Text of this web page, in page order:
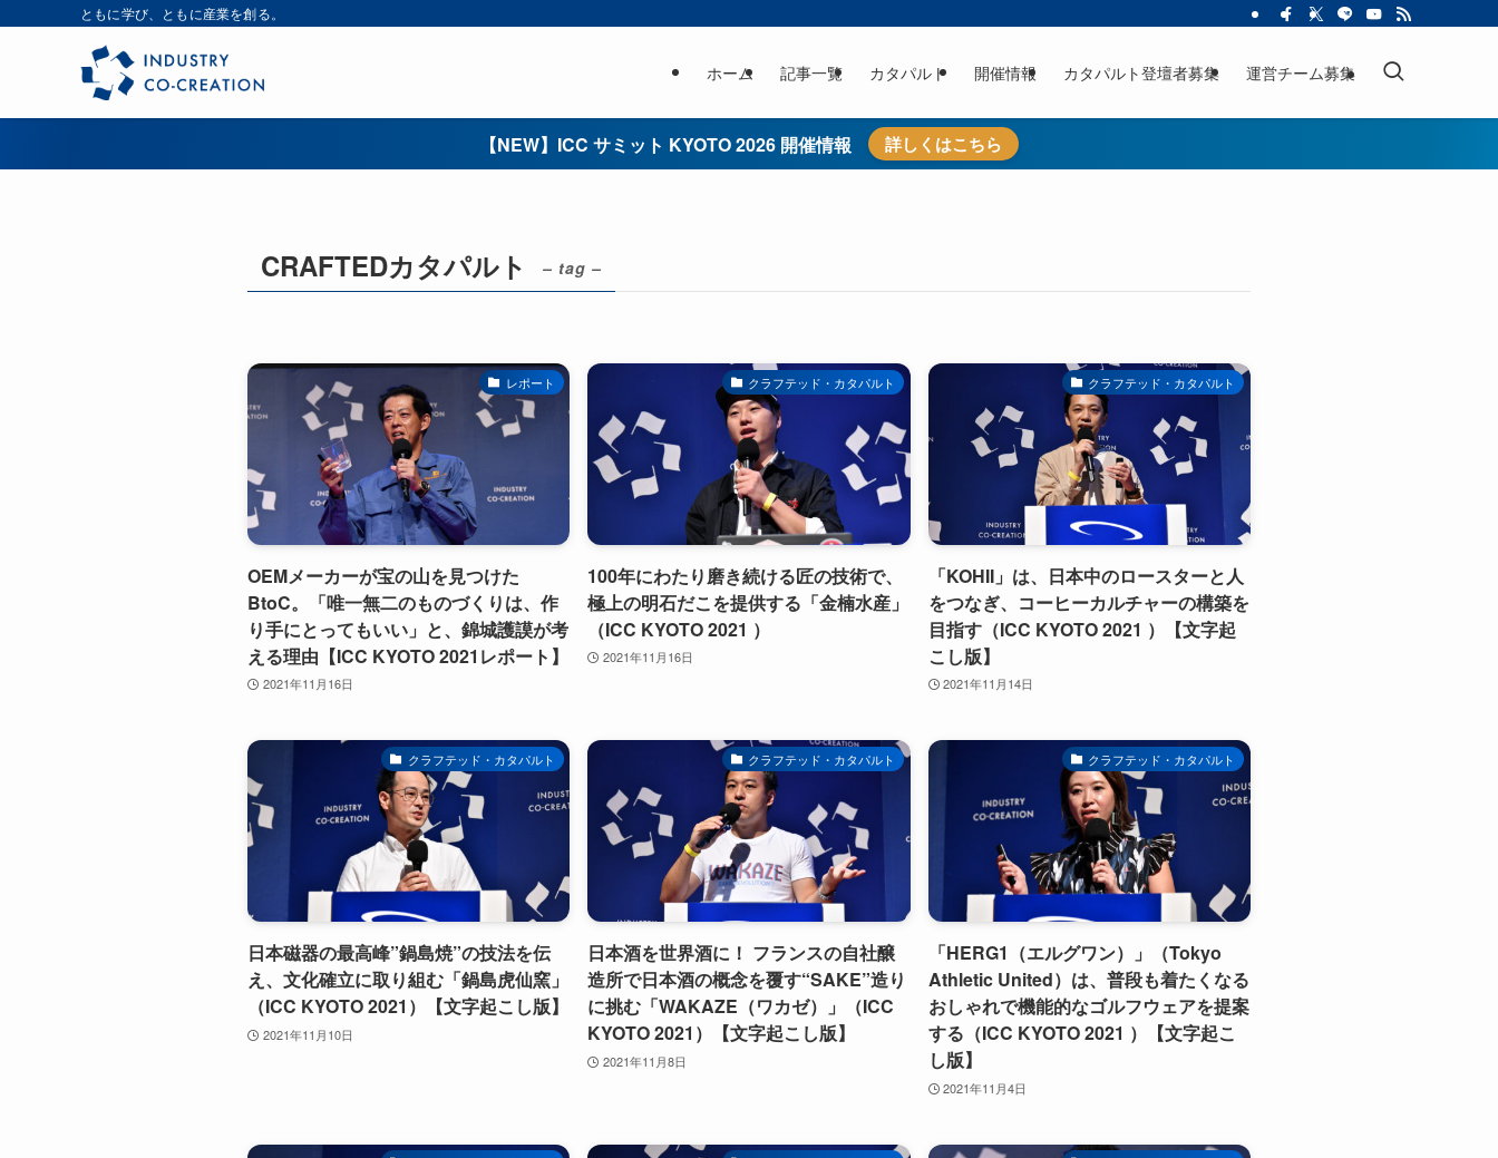
ともに学び、ともに産業を創る。
ホーム 記事一覧 カタパルト 開催情報 カタパルト登壇者募集 運営チーム募集
【NEW】ICC サミット KYOTO 2026 開催情報 詳しくはこちら
CRAFTEDカタパルト – tag –
レポート
OEMメーカーが宝の山を見つけた
BtoC。「唯一無二のものづくりは、作
り手にとってもいい」と、錦城護謨が考
える理由【ICC KYOTO 2021レポート】
2021年11月16日
クラフテッド・カタパルト
100年にわたり磨き続ける匠の技術で、
極上の明石だこを提供する「金楠水産」
（ICC KYOTO 2021 ）
2021年11月16日
クラフテッド・カタパルト
「KOHII」は、日本中のロースターと人
をつなぎ、コーヒーカルチャーの構築を
目指す（ICC KYOTO 2021 ）【文字起
こし版】
2021年11月14日
クラフテッド・カタパルト
日本磁器の最高峰”鍋島焼”の技法を伝
え、文化確立に取り組む「鍋島虎仙窯」
（ICC KYOTO 2021）【文字起こし版】
2021年11月10日
クラフテッド・カタパルト
日本酒を世界酒に！ フランスの自社醸
造所で日本酒の概念を覆す“SAKE”造り
に挑む「WAKAZE（ワカゼ）」（ICC
KYOTO 2021）【文字起こし版】
2021年11月8日
クラフテッド・カタパルト
「HERG1（エルグワン）」（Tokyo
Athletic United）は、普段も着たくなる
おしゃれで機能的なゴルフウェアを提案
する（ICC KYOTO 2021 ）【文字起こ
し版】
2021年11月4日